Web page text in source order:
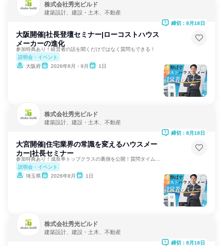
株式会社秀光ビルド
建築設計、建設・土木、不動産
大阪開催|社長登壇セミナー|ローコストハウス
メーカーの進化
参加特典あり！経営者の話を聞くだけではなく質問もできる！
説明会・イベント
大阪府
2026年8月・9月 1日
締切：8月18日
株式会社秀光ビルド
建築設計、建設・土木、不動産
大宮開催|住宅業界の常識を変えるハウスメー
カー|社長セミナー
説明会・イベント
埼玉県
2026年8月 1日
締切：8月18日
株式会社秀光ビルド
建築設計、建設・土木、不動産
締切：8月18日